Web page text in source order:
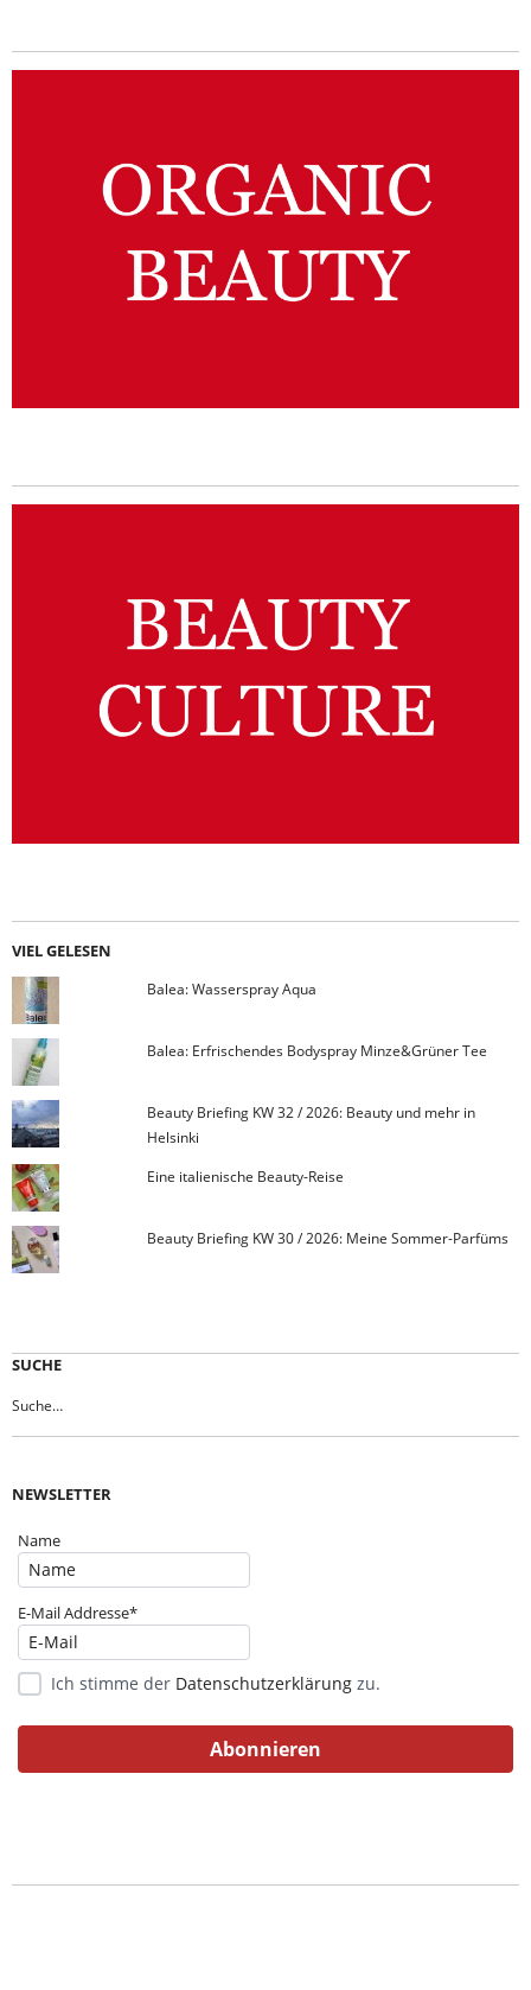
VIEL GELESEN
Balea: Wasserspray Aqua
Balea: Erfrischendes Bodyspray Minze&Grüner Tee
Beauty Briefing KW 32 / 2026: Beauty und mehr in
Helsinki
Eine italienische Beauty-Reise
Beauty Briefing KW 30 / 2026: Meine Sommer-Parfüms
SUCHE
NEWSLETTER
Name
E-Mail Addresse*
Ich stimme der Datenschutzerklärung zu.